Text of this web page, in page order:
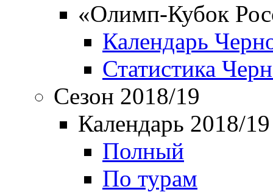
«Олимп-Кубок
Календарь
Статистика
Сезон 2018/19
Календарь 2018/19
Полный
По турам